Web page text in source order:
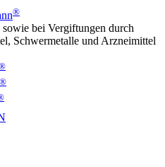
®
bei Vergiftungen durch
Schwermetalle und Arzneimittel
®